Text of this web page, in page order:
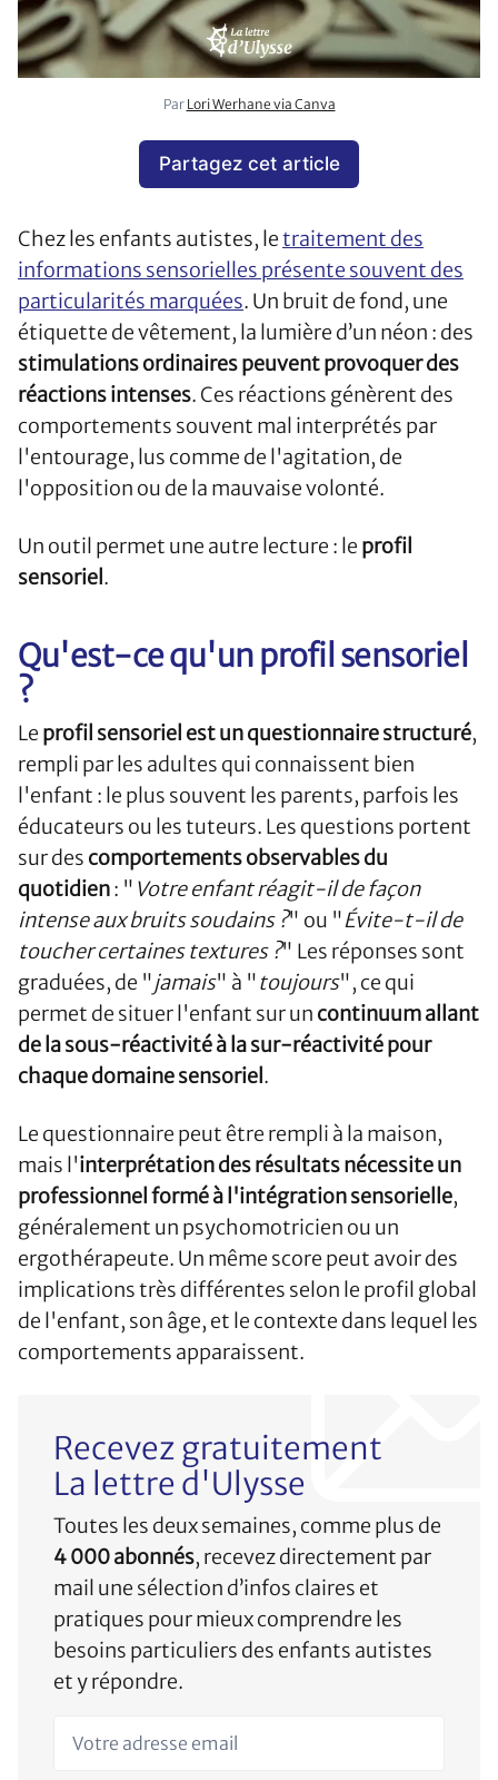
Par Lori Werhane via Canva
Partagez cet article
Chez les enfants autistes, letraitement des
informations sensorielles présente souvent des
particularités marquées. Un bruit de fond, une
étiquette de vêtement, la lumière d’un néon : des
stimulations ordinaires peuvent provoquer des
réactions intenses. Ces réactions génèrent des
comportements souvent mal interprétés par
l'entourage, lus comme de l'agitation, de
l'opposition ou de la mauvaise volonté.
Un outil permet une autre lecture : le profil
sensoriel .
Qu'est-ce qu'un profil sensoriel
?
Le profil sensoriel est un questionnaire structuré,
rempli par les adultes qui connaissent bien
l'enfant : le plus souvent les parents, parfois les
éducateurs ou les tuteurs. Les questions portent
sur des comportements observables du
quotidien: " Votre enfant réagit-il de façon
intense aux bruits soudains ?" ou "Évite-t-il de
toucher certaines textures ?" Les réponses sont
graduées, de "jamais" à "toujours", ce qui
permet de situer l'enfant sur un continuum allant
de la sous-réactivité à la sur-réactivité pour
chaque domaine sensoriel .
Le questionnaire peut être rempli à la maison,
mais l'interprétation des résultats nécessite un
professionnel formé à l'intégration sensorielle,
généralement un psychomotricien ou un
ergothérapeute. Un même score peut avoir des
implications très différentes selon le profil global
de l'enfant, son âge, et le contexte dans lequel les
comportements apparaissent.
Recevez gratuitement
La lettre d'Ulysse
Toutes les deux semaines, comme plus de
4 000 abonnés, recevez directement par
mail une sélection d’infos claires et
pratiques pour mieux comprendre les
besoins particuliers des enfants autistes
et y répondre.
Votre adresse email